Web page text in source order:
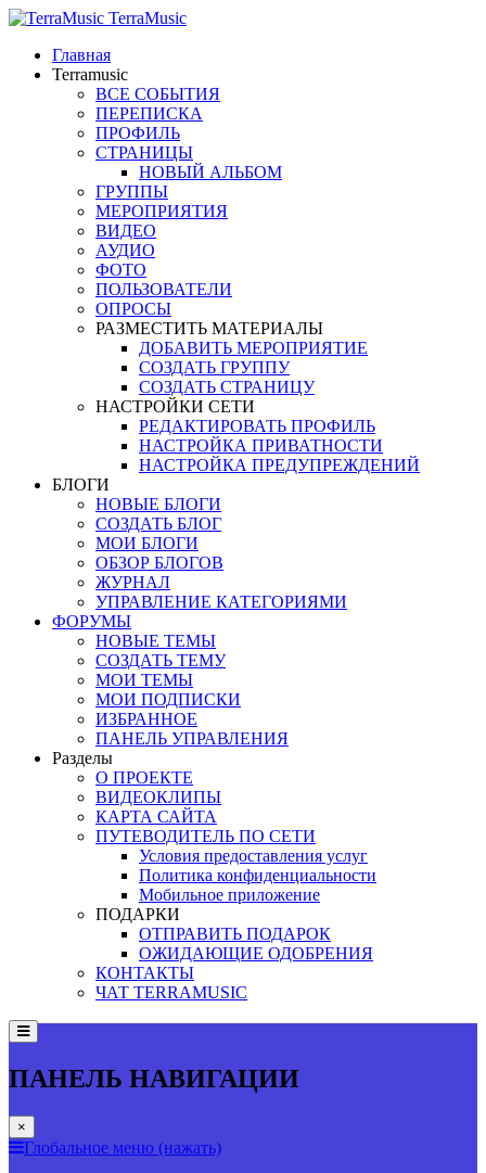
TerraMusic
Главная
Terramusic
ВСЕ СОБЫТИЯ
ПЕРЕПИСКА
ПРОФИЛЬ
СТРАНИЦЫ
НОВЫЙ АЛЬБОМ
ГРУППЫ
МЕРОПРИЯТИЯ
ВИДЕО
АУДИО
ФОТО
ПОЛЬЗОВАТЕЛИ
ОПРОСЫ
РАЗМЕСТИТЬ МАТЕРИАЛЫ
ДОБАВИТЬ МЕРОПРИЯТИЕ
СОЗДАТЬ ГРУППУ
СОЗДАТЬ СТРАНИЦУ
НАСТРОЙКИ СЕТИ
РЕДАКТИРОВАТЬ ПРОФИЛЬ
НАСТРОЙКА ПРИВАТНОСТИ
НАСТРОЙКА ПРЕДУПРЕЖДЕНИЙ
БЛОГИ
НОВЫЕ БЛОГИ
СОЗДАТЬ БЛОГ
МОИ БЛОГИ
ОБЗОР БЛОГОВ
ЖУРНАЛ
УПРАВЛЕНИЕ КАТЕГОРИЯМИ
ФОРУМЫ
НОВЫЕ ТЕМЫ
СОЗДАТЬ ТЕМУ
МОИ ТЕМЫ
МОИ ПОДПИСКИ
ИЗБРАННОЕ
ПАНЕЛЬ УПРАВЛЕНИЯ
Разделы
О ПРОЕКТЕ
ВИДЕОКЛИПЫ
КАРТА САЙТА
ПУТЕВОДИТЕЛЬ ПО СЕТИ
Условия предоставления услуг
Политика конфиденциальности
Мобильное приложение
ПОДАРКИ
ОТПРАВИТЬ ПОДАРОК
ОЖИДАЮЩИЕ ОДОБРЕНИЯ
КОНТАКТЫ
ЧАТ TERRAMUSIC
ПАНЕЛЬ НАВИГАЦИИ
×
Глобальное меню (нажать)